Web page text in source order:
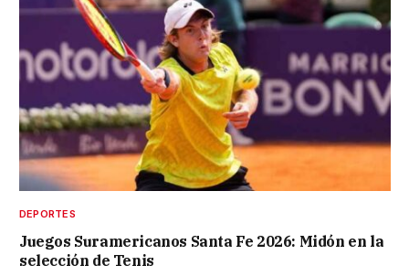
DEPORTES
Juegos Suramericanos Santa Fe 2026: Midón en la
selección de Tenis